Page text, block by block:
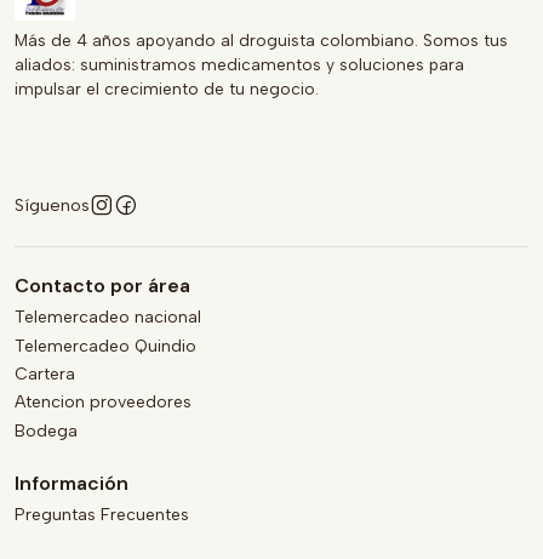
Más de 4 años apoyando al droguista colombiano. Somos tus
aliados: suministramos medicamentos y soluciones para
impulsar el crecimiento de tu negocio.
Síguenos
Contacto por área
Telemercadeo nacional
Telemercadeo Quindio
Cartera
Atencion proveedores
Bodega
Información
Preguntas Frecuentes